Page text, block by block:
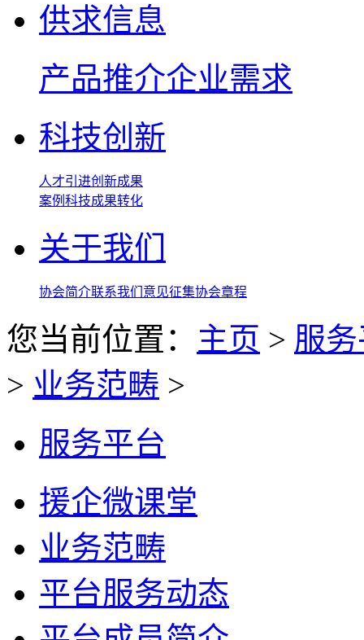
供求信息
产品推介企业需求
科技创新
人才引进创新成果
案例 科技成果转化
关于我们
协会简介联系我们 意见征集协会章程
您当前位置： 主页 > 服
> 业务范畴 >
服务平台
援企微课堂
业务范畴
平台服务动态